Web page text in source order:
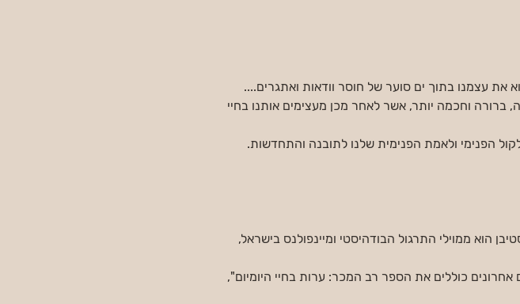
את עצמנו בתוך ים סוער של חוסר וודאות ואתגרים....
ברורה וחכמה יותר, אשר לאחר מכן מעצימים אותנו בחיי
הפנימי ולאמת הפנימית שלנו לתובנה והתחדשות.
חמישה עשר ספרים. סטיבן הוא ממוילי התרגול הבודהיסטי ומיינפולנס בישראל,
שני ספרים אחרונים כוללים את הספר רב המכר: ערות בחיי היומיום",